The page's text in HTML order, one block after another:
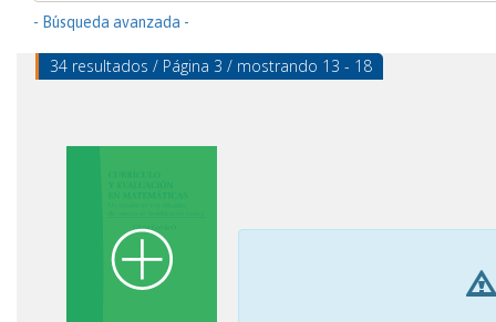
- Búsqueda avanzada -
34 resultados / Página 3 / mostrando 13 - 18